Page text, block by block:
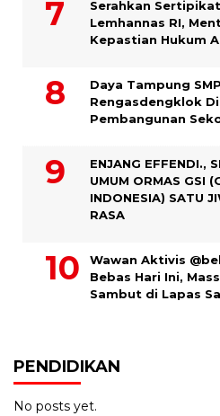
Serahkan
Lemhannas RI,
Kepastian Hukum
Daya Tampung
Rengasdengklok
Pembangunan
ENJANG EFFENDI.,
UMUM ORMAS GSI
INDONESIA) SATU
RASA
Wawan Aktivis
Bebas Hari Ini,
Sambut di Lapas
PENDIDIKAN
No posts yet.